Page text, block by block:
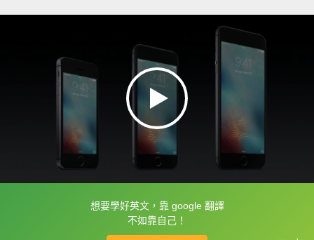
想要學好英文，靠 google 翻譯
不如靠自己！
框選或點兩下字幕可以直接查字典喔！